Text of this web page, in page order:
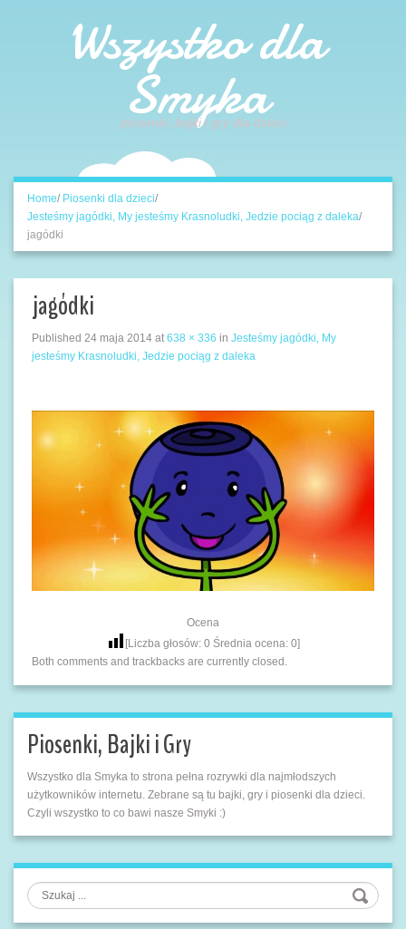
Wszystko dla
Smyka
piosenki, bajki i gry dla dzieci
Home/ Piosenki dla dzieci/
Jesteśmy jagódki, My jesteśmy Krasnoludki, Jedzie pociąg z daleka/
jagódki
jagódki
Published 24 maja 2014 at638 × 336 in Jesteśmy jagódki, My
jesteśmy Krasnoludki, Jedzie pociąg z daleka
Ocena
[Liczba głosów: 0 Średnia ocena: 0]
Both comments and trackbacks are currently closed.
Piosenki, Bajki i Gry
Wszystko dla Smyka to strona pełna rozrywki dla najmłodszych
użytkowników internetu. Zebrane są tu bajki, gry i piosenki dla dzieci.
Czyli wszystko to co bawi nasze Smyki :)
Szukaj